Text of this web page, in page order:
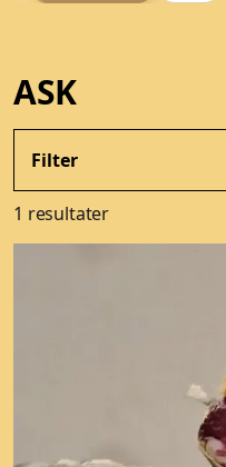
ASK
Filter
1 resultater